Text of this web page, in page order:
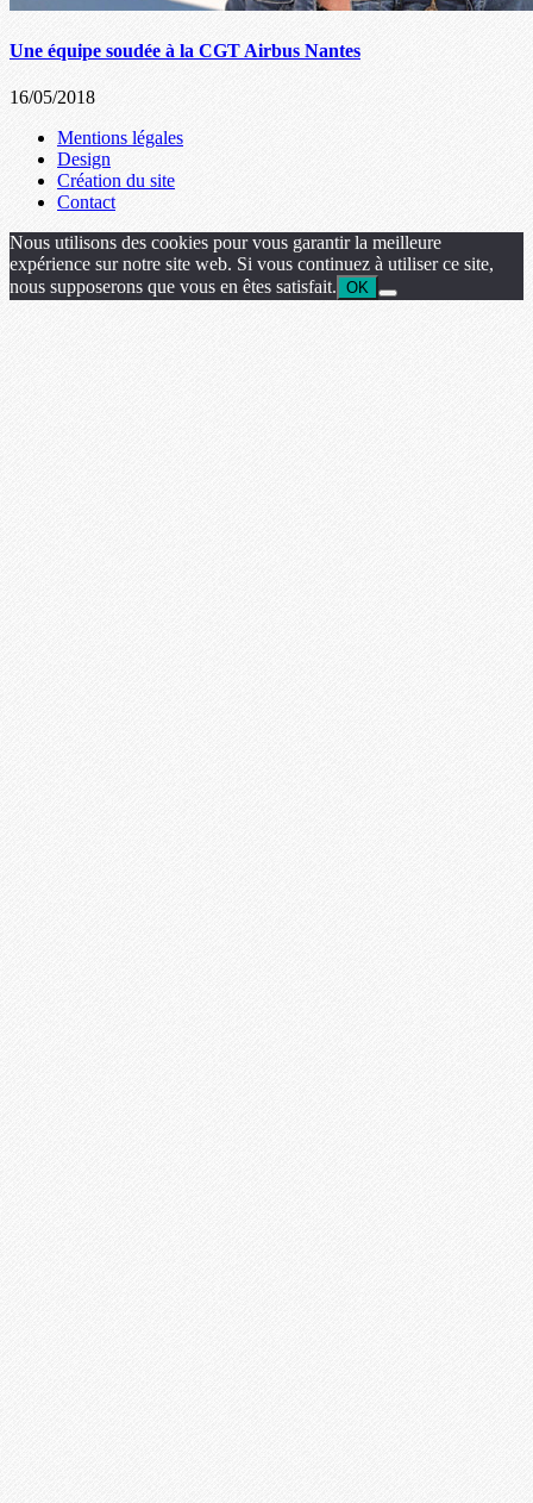
Une équipe soudée à la CGT Airbus Nantes
16/05/2018
Mentions légales
Design
Création du site
Contact
Nous utilisons des cookies pour vous garantir la meilleure
expérience sur notre site web. Si vous continuez à utiliser ce site,
nous supposerons que vous en êtes satisfait. OK